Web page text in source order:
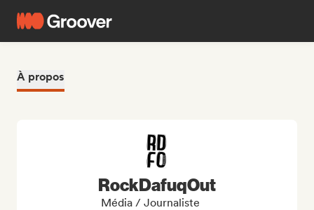
À propos
RockDafuqOut
Média / Journaliste